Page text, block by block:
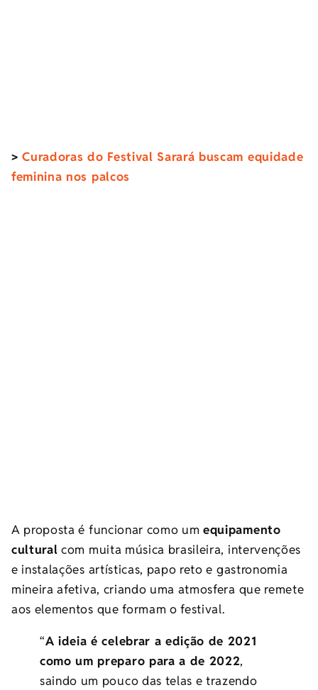
>Curadoras do Festival Sarará buscam equidade
feminina nos palcos
A proposta é funcionar como umequipamento
cultural com muita música brasileira, intervenções
e instalações artísticas, papo reto e gastronomia
mineira afetiva, criando uma atmosfera que remete
aos elementos que formam o festival.
“A ideia é celebrar a edição de 2021
como um preparo para a de 2022,
saindo um pouco das telas e trazendo